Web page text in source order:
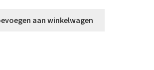
aan winkelwagen